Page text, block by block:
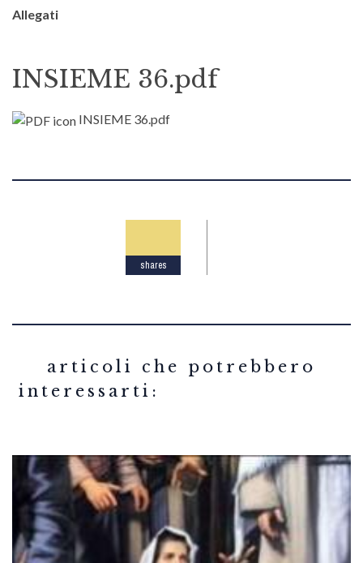
Allegati
INSIEME 36.pdf
INSIEME 36.pdf
shares